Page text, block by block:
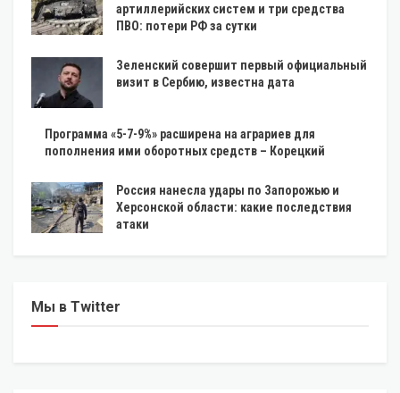
артиллерийских систем и три средства
ПВО: потери РФ за сутки
Зеленский совершит первый официальный
визит в Сербию, известна дата
Программа «5-7-9%» расширена на аграриев для
пополнения ими оборотных средств – Корецкий
Россия нанесла удары по Запорожью и
Херсонской области: какие последствия
атаки
Мы в Twitter